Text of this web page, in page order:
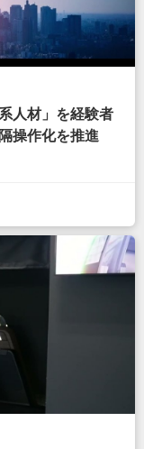
人材」を経験者
操作化を推進